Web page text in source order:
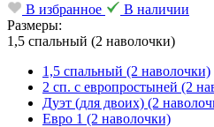
В избранное
В наличии
Размеры:
1,5 спальный (2 наволочки)
1,5 спальный (2 наволочки)
2 сп. с европростыней (2
Дуэт (для двоих) (2
Евро 1 (2 наволочки)